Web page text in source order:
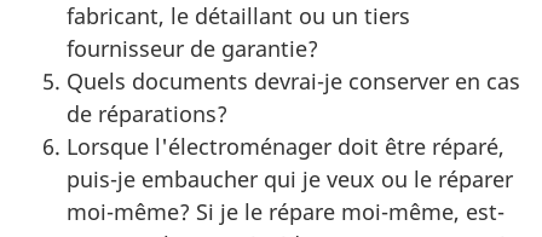
fabricant, le détaillant ou un tiers
fournisseur de garantie?
Quels documents devrai-je conserver en cas
de réparations?
Lorsque l'électroménager doit être réparé,
puis-je embaucher qui je veux ou le réparer
moi-même? Si je le répare moi-même, est-